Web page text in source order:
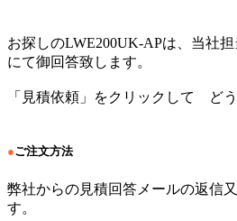
お探しのLWE200UK-APは、当社
にて御回答致します。
「見積依頼」をクリックして ど
●ご注文方法
弊社からの見積回答メールの返信
す。